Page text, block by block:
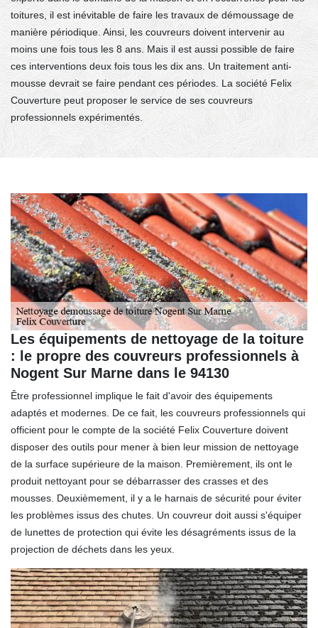
toitures, il est inévitable de faire les travaux de démoussage de
manière périodique. Ainsi, les couvreurs doivent intervenir au
moins une fois tous les 8 ans. Mais il est aussi possible de faire
ces interventions deux fois tous les dix ans. Un traitement anti-
mousse devrait se faire pendant ces périodes. La société Felix
Couverture peut proposer le service de ses couvreurs
professionnels expérimentés.
Les équipements de nettoyage de la toiture
: le propre des couvreurs professionnels à
Nogent Sur Marne dans le 94130
Être professionnel implique le fait d'avoir des équipements
adaptés et modernes. De ce fait, les couvreurs professionnels qui
officient pour le compte de la société Felix Couverture doivent
disposer des outils pour mener à bien leur mission de nettoyage
de la surface supérieure de la maison. Premièrement, ils ont le
produit nettoyant pour se débarrasser des crasses et des
mousses. Deuxièmement, il y a le harnais de sécurité pour éviter
les problèmes issus des chutes. Un couvreur doit aussi s'équiper
de lunettes de protection qui évite les désagréments issus de la
projection de déchets dans les yeux.